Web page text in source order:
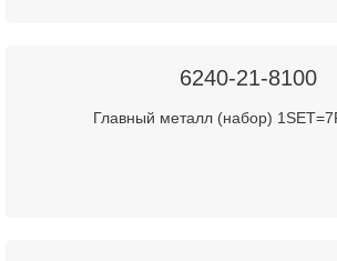
6240-21-8100
Главный металл (набор)